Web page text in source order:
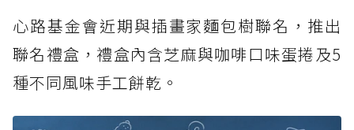
✓2024庇護工場中秋禮盒推薦—蒙恩聽障烘焙坊
Chill嗨嗨樂隊-巧巧酥
✓2024庇護工場中秋禮盒推薦—熊米屋 傳愛中
心路基金會近期與插畫家麵包樹聯名，推出
聯名禮盒，禮盒內含芝麻與咖啡口味蛋捲及5
種不同風味手工餅乾。